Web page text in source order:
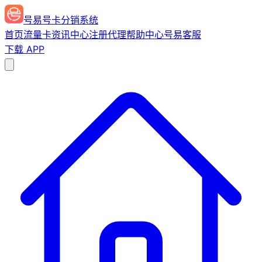
号易号卡分销系统
首页流量卡资讯中心注册代理帮助中心号易客服
下载 APP